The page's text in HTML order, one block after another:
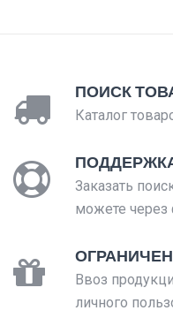
ПОИСК
Каталог
Заказать
можете через
Ввоз
личного